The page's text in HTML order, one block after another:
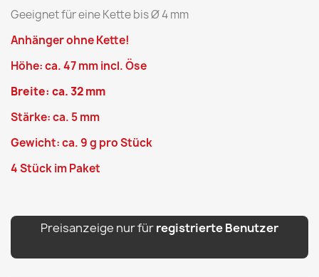
Geeignet für eine Kette bis Ø 4 mm
Anhänger ohne Kette!
Höhe: ca. 47 mmincl. Öse
Breite: ca. 32 mm
Stärke: ca. 5 mm
Gewicht: ca. 9 g pro Stück
4 Stück im Paket
Preisanzeige nur fürregistrierte Benutzer